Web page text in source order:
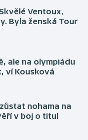
Ventoux,
Byla ženská Tour
ale na olympiádu
ví Kousková
nohama na
v boj o titul